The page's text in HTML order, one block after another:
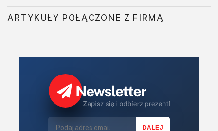
Kursy
Dla Ciebie
KITy AVT
ARTYKUŁY POŁĄCZONE Z FIRMĄ